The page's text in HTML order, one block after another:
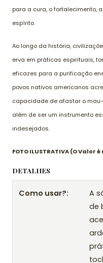
para a cura, o fortalecimento,
espírito.
Ao longo da história,
erva em práticas espirituais,
eficazes para a purificação
povos nativos americanos
capacidade de afastar o
além de ser um instrumento
indesejados.
FOTO ILUSTRATIVA (O Valor
DETALHES
Como usar?:
A
de